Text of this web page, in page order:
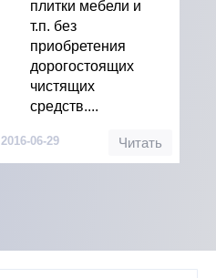
плитки мебели и
т.п. без
приобретения
дорогостоящих
чистящих
средств....
Читать
2016-06-29